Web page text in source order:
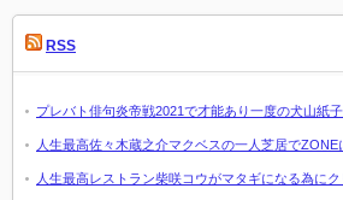
RSS
プレバト俳句炎帝戦2021で才能あり一度の犬山紙子
人生最高佐々木蔵之介マクベスの一人芝居でZONE
人生最高レストラン柴咲コウがマタギになる為に